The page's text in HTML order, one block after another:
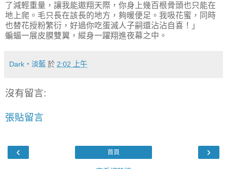
了減輕重量，讓我能遨翔天際，你身上幾百根骨頭也只能在
地上爬。毛只長在該長的地方，夠暖便足。我吸花蜜，同時
也替花授粉繁衍，好過你吃蛋滅人子嗣還沾沾自喜！」
蝙蝠一展皮膜雙翼，縱身一躍翔進夜幕之中。
Dark‧淡藍 於 2:02 上午
沒有留言:
張貼留言
‹ ›
首頁